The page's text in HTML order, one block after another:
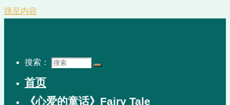
跳至内容
搜索：
首页
《心爱的童话》Fairy Tale